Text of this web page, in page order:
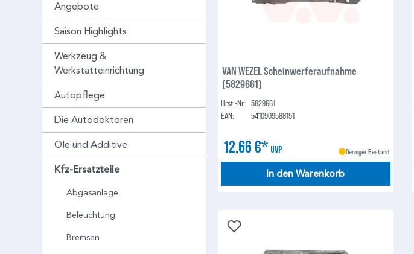
Angebote
Saison Highlights
Werkzeug &
Werkstatteinrichtung
Autopflege
Die Autodoktoren
Öle und Additive
Kfz-Ersatzteile
Abgasanlage
Beleuchtung
Bremsen
VAN WEZEL Scheinwerferaufnahme
(5829661)
Hrst.-Nr.: 5829661
EAN:
5410909588151
12,66 €* UVP Geringer Bestand
In den Warenkorb